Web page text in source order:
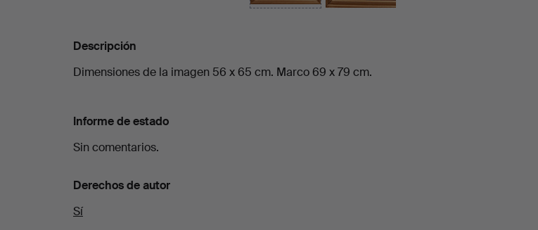
Descripción
Dimensiones de la imagen 56 x 65 cm. Marco 69 x 79 cm.
Informe de estado
Sin comentarios.
Derechos de autor
Sí